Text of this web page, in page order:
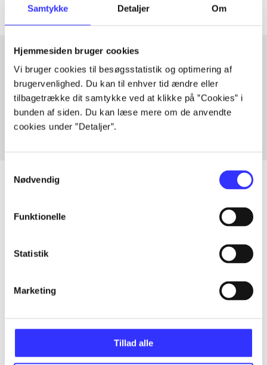
Samtykke Detaljer Om
Hjemmesiden bruger cookies
Vi bruger cookies til besøgsstatistik og optimering af
brugervenlighed. Du kan til enhver tid ændre eller
tilbagetrække dit samtykke ved at klikke på ”Cookies” i
bunden af siden. Du kan læse mere om de anvendte
cookies under ”Detaljer”.
Nødvendig
Funktionelle
Statistik
Marketing
Tillad alle
Artikler med samme emner
Fra
Artikler